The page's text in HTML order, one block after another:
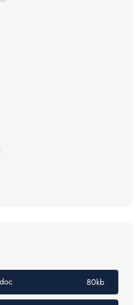
80kb